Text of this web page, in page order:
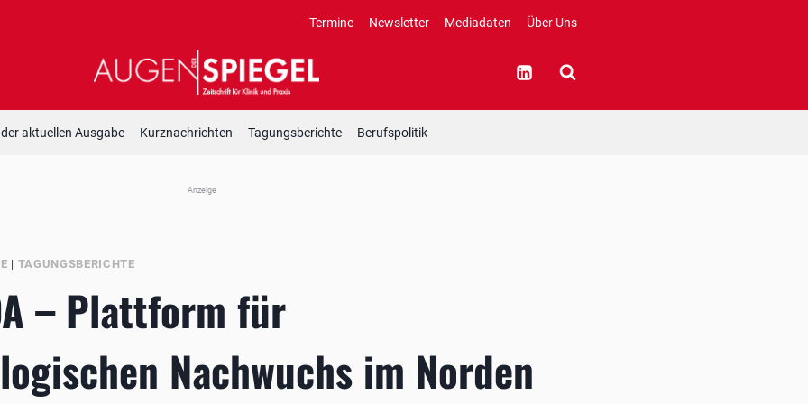
Termine Newsletter Mediadaten Über Uns
aktuellen Ausgabe Kurznachrichten Tagungsberichte Berufspolitik
Anzeige
| TAGUNGSBERICHTE
– Plattform für
Nachwuchs im Norden